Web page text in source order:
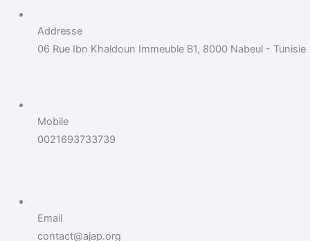
Addresse
06 Rue Ibn Khaldoun Immeuble B1, 8000 Nabeul - Tunisie
Mobile
0021693733739
Email
contact@ajap.org